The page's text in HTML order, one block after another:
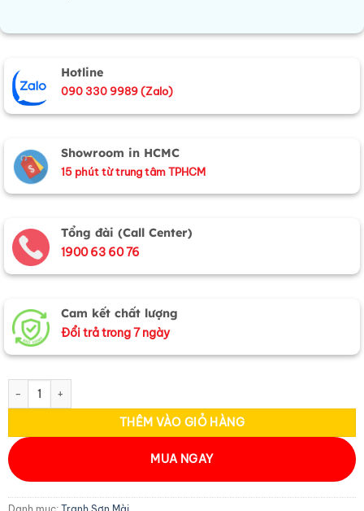
Hotline
090 330 9989 (Zalo)
Showroom in HCMC
15 phút từ trung tâm TPHCM
Tổng đài (Call Center)
1900 63 60 76
Cam kết chất lượng
Đổi trả trong 7 ngày
Tranh sơn mài vẽ cảnh đồng quê đủ mẫu 20x20 TSM223-3 số lượng
THÊM VÀO GIỎ HÀNG
MUA NGAY